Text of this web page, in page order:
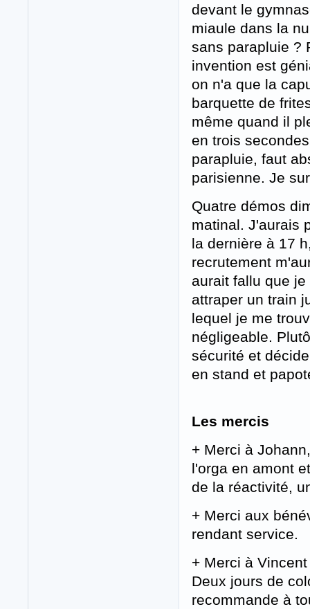
devant le
miaule dans la
sans parapluie ?
invention est
on n'a que la
barquette de
même quand il
en trois
parapluie, faut
parisienne. Je
Quatre démos
matinal. J'aurais
la dernière à 17
recrutement
aurait fallu que
attraper un train
lequel je me
négligeable.
sécurité et
en stand et
Les mercis
+ Merci à
l'orga en amont
de la réactivité,
+ Merci aux
rendant service.
+ Merci à
Deux jours de
recommande à